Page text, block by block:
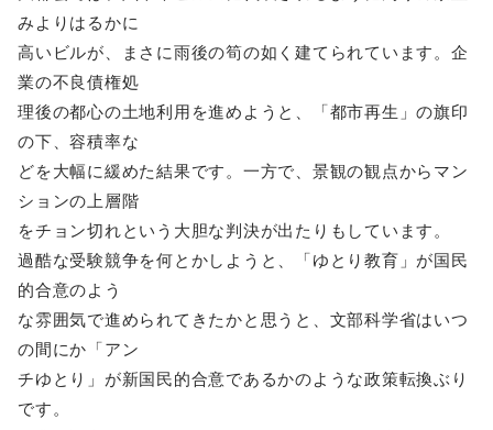
みよりはるかに
高いビルが、まさに雨後の筍の如く建てられています。企
業の不良債権処
理後の都心の土地利用を進めようと、「都市再生」の旗印
の下、容積率な
どを大幅に緩めた結果です。一方で、景観の観点からマン
ションの上層階
をチョン切れという大胆な判決が出たりもしています。
過酷な受験競争を何とかしようと、「ゆとり教育」が国民
的合意のよう
な雰囲気で進められてきたかと思うと、文部科学省はいつ
の間にか「アン
チゆとり」が新国民的合意であるかのような政策転換ぶり
です。